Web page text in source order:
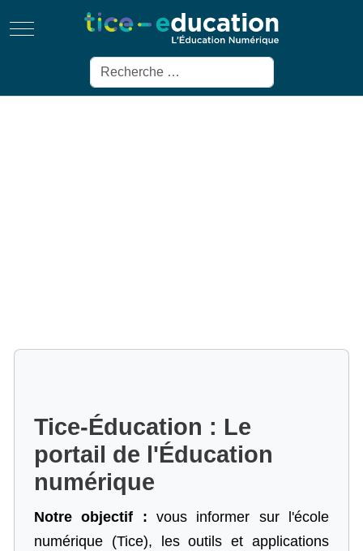
Mobile Menu Toggle
Rechercher
Tice-Éducation : Le
portail de l'Éducation
numérique
Notre objectif : vous informer sur l'école
numérique (Tice), les outils et applications